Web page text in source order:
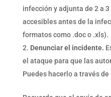
infección y adjunta de 2 a
accesibles antes de la
formatos como .doc o .xls).
Denunciar el incidente.
el ataque para que las
Puedes hacerlo a través de